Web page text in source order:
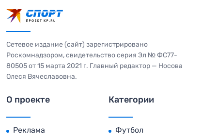
Сетевое издание (сайт) зарегистрировано
Роскомнадзором, свидетельство серия Эл № ФС77-
80505 от 15 марта 2021 г. Главный редактор — Носова
Олеся Вячеславовна.
О проекте
Реклама
Категории
Футбол